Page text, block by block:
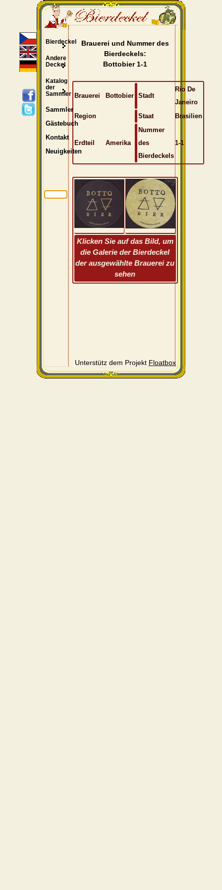
Brauerei und Nummer des
Bierdeckels:
Bottobier 1-1
Brauerei Bottobier Stadt
Rio De
Janeiro
Region
Staat Brasilien
Erdteil Amerika
Nummer
des
Bierdeckels
1-1
Klicken Sie auf das Bild, um
die Galerie der Bierdeckel
der ausgewählte Brauerei zu
sehen
Unterstütz dem Projekt Floatbox
Bierdeckel
Andere
Deckel
Katalog
der
Sammler
Sammler
Gästebuch
Kontakt
Neuigkeiten